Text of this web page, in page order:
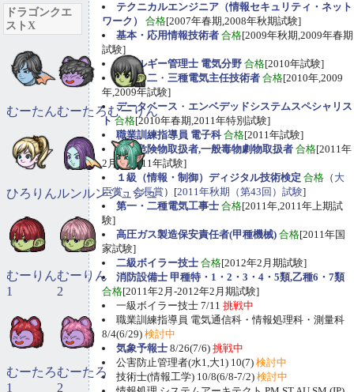
テクニカルエンジニア（情報セキュリティ・ネット
ワーク）
合格[2007年春期,2008年秋期試験]
基本・応用情報技術者 合格[2009年秋期,2009年春期
試験]
エネルギー管理士 電気分野 合格[2010年試験]
第一・二 ・ 三種電気主任技術者 合格[2010年,2009
年,2009年試験]
データベース ・ エンベデッドシステムスペシャリス
ト 合格[2010年春期,2011年特別試験]
職業訓練指導員 電子科 合格[2011年試験]
甲種危険物取扱者,一般毒物劇物取扱者 合格[2011年
2月期,2011年試験]
１級（情報・制御）ディジタル技術検定 合格 （ 大
臣賞、会長賞）[2011年秋期（第43回）試験]
第一・二種電気工事士 合格[2011年,2011年上期試
験]
高圧ガス製造保安責任者(甲種機械) 合格[2011年国
家試験]
二級ボイラー技士 合格[2012年2月期試験]
消防設備士 甲種特・1・2・3・4・5類,乙種6・7類
合格[2011年2月-2012年2月期試験]
一級ボイラー技士 7/11 挑戦中
職業訓練指導員 電気通信科・情報処理科・測量科
8/4(6/29) 検討中
気象予報士 8/26(7/6) 挑戦中
公害防止管理者(水1,大1) 10(7) 検討中
技術士(情報工学) 10/8(6/8-7/2) 検討中
ドラゴンクエ
ストX
むーたんむーたろむーりん
ひろりんルンルンジュジュ
むーりん
1
むーりん
2
むーたろ
1
むーたろ
2